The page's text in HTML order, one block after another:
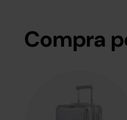
Compra